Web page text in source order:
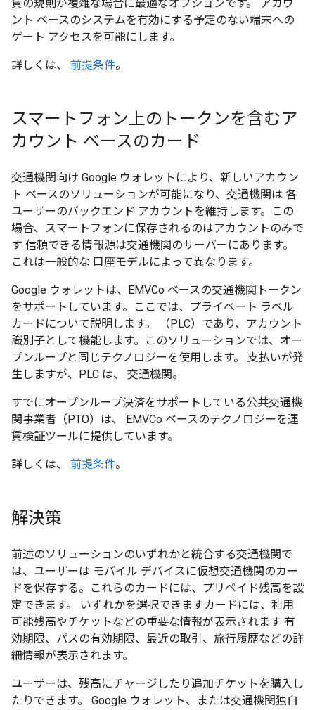
賃の規則が複雑な場合に最適なオプションです。 アカウ
ント ベースのシステムを有効にする予定のない端末への
ゲート アクセスを可能にします。
詳しくは、 前提条件。
スマートフォン上のトークンを含むア
カウント ベースのカード
交通機関向け Google ウォレットにより、新しいアカウン
ト ベースのソリューションが可能になり、交通機関は 各
ユーザーのバックエンド アカウントを維持します。この
場合、スマートフォンに保存されるのはアカウントのみで
す 信頼できる情報源は交通機関のサーバーにあります。
これは一般的な 口座モデルによって異なります。
Google ウォレットは、EMVCo ベースの交通機関トークン
をサポートしています。ここでは、プライベート ラベル
カードについて説明します。 （PLC）であり、アカウント
識別子として機能します。このソリューションでは、オー
プンループと同じテクノロジーを使用します。 支払いが発
生しますが、PLC は、 交通機関。
すでにオープンループ決済をサポートしている公共交通機
関事業者（PTO）は、 EMVCo ベースのテクノロジーを運
賃検証ツールに提供しています。
詳しくは、 前提条件。
解決策
前述のソリューションのいずれかと統合する交通機関で
は、ユーザーは モバイル デバイスに仮想交通機関のカー
ドを保存する。これらのカードには、プリペイド残高を設
定できます。 いずれかを選択できますカードには、利用
可能残高やチケットなどの重要な情報が表示されます 有
効期限、パスの有効期限、最近の取引、旅行履歴などの詳
細情報が表示されます。
ユーザーは、残高にチャージしたり追加チケットを購入し
たりできます。 Google ウォレット、または交通機関独自